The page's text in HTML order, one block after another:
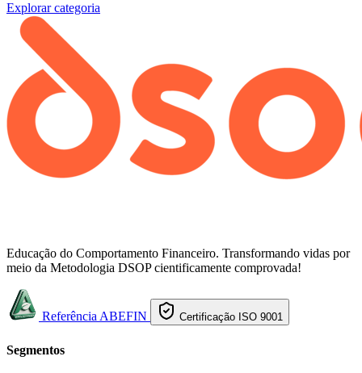
Explorar categoria
Educação do Comportamento Financeiro. Transformando vidas por
meio da Metodologia DSOP cientificamente comprovada!
Referência ABEFIN Certificação ISO 9001
Segmentos